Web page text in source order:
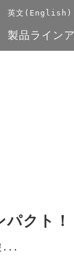
英文(English)
製品ライン
クト！
...